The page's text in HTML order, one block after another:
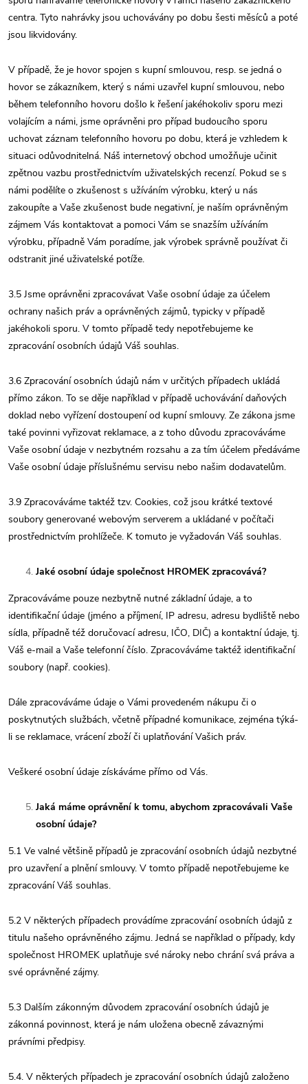
centra. Tyto nahrávky jsou uchovávány po dobu šesti měsíců a poté
jsou likvidovány.
V případě, že je hovor spojen s kupní smlouvou, resp. se jedná o
hovor se zákazníkem, který s námi uzavřel kupní smlouvou, nebo
během telefonního hovoru došlo k řešení jakéhokoliv sporu mezi
volajícím a námi, jsme oprávněni pro případ budoucího sporu
uchovat záznam telefonního hovoru po dobu, která je vzhledem k
situaci odůvodnitelná. Náš internetový obchod umožňuje učinit
zpětnou vazbu prostřednictvím uživatelských recenzí. Pokud se s
námi podělíte o zkušenost s užíváním výrobku, který u nás
zakoupíte a Vaše zkušenost bude negativní, je naším oprávněným
zájmem Vás kontaktovat a pomoci Vám se snazším užíváním
výrobku, případně Vám poradíme, jak výrobek správně používat či
odstranit jiné uživatelské potíže.
3.5 Jsme oprávněni zpracovávat Vaše osobní údaje za účelem
ochrany našich práv a oprávněných zájmů, typicky v případě
jakéhokoli sporu. V tomto případě tedy nepotřebujeme ke
zpracování osobních údajů Váš souhlas.
3.6 Zpracování osobních údajů nám v určitých případech ukládá
přímo zákon. To se děje například v případě uchovávání daňových
doklad nebo vyřízení dostoupení od kupní smlouvy. Ze zákona jsme
také povinni vyřizovat reklamace, a z toho důvodu zpracováváme
Vaše osobní údaje v nezbytném rozsahu a za tím účelem předáváme
Vaše osobní údaje příslušnému servisu nebo našim dodavatelům.
3.9 Zpracováváme taktéž tzv. Cookies, což jsou krátké textové
soubory generované webovým serverem a ukládané v počítači
prostřednictvím prohlížeče. K tomuto je vyžadován Váš souhlas.
Jaké osobní údaje společnost HROMEK zpracovává?
Zpracováváme pouze nezbytně nutné základní údaje, a to
identifikační údaje (jméno a příjmení, IP adresu, adresu bydliště nebo
sídla, případně též doručovací adresu, IČO, DIČ) a kontaktní údaje, tj.
Váš e-mail a Vaše telefonní číslo. Zpracováváme taktéž identifikační
soubory (např. cookies).
Dále zpracováváme údaje o Vámi provedeném nákupu či o
poskytnutých službách, včetně případné komunikace, zejména týká-
li se reklamace, vrácení zboží či uplatňování Vašich práv.
Veškeré osobní údaje získáváme přímo od Vás.
Jaká máme oprávnění k tomu, abychom zpracovávali Vaše
osobní údaje?
5.1 Ve valné většině případů je zpracování osobních údajů nezbytné
pro uzavření a plnění smlouvy. V tomto případě nepotřebujeme ke
zpracování Váš souhlas.
5.2 V některých případech provádíme zpracování osobních údajů z
titulu našeho oprávněného zájmu. Jedná se například o případy, kdy
společnost HROMEK uplatňuje své nároky nebo chrání svá práva a
své oprávněné zájmy.
5.3 Dalším zákonným důvodem zpracování osobních údajů je
zákonná povinnost, která je nám uložena obecně závaznými
právními předpisy.
5.4. V některých případech je zpracování osobních údajů založeno